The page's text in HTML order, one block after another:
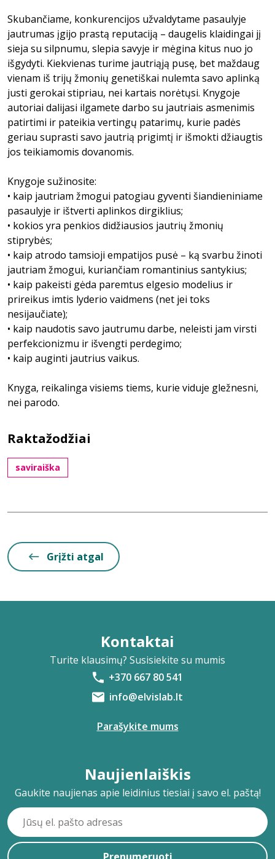
Skubančiame, konkurencijos užvaldytame pasaulyje
jautrumas įgijo prastą reputaciją – daugelis klaidingai jį
sieja su silpnumu, slepia savyje ir mėgina kitus nuo jo
išgydyti. Kiekvienas turime jautriąją pusę, bet maždaug
vienam iš trijų žmonių genetiškai nulemta savo aplinką
justi gerokai stipriau, nei kartais norėtųsi. Knygoje
autoriai dalijasi ilgamete darbo su jautriais asmenimis
patirtimi ir pateikia vertingų patarimų, kurie padės
geriau suprasti savo jautrią prigimtį ir išmokti džiaugtis
jos teikiamomis dovanomis.
Knygoje sužinosite:
• kaip jautriam žmogui patogiau gyventi šiandieniniame
pasaulyje ir ištverti aplinkos dirgiklius;
• kokios yra penkios didžiausios jautrių žmonių
stiprybės;
• kaip atrodo tamsioji empatijos pusė – ką svarbu žinoti
jautriam žmogui, kuriančiam romantinius santykius;
• kaip pakeisti gėda paremtus elgesio modelius ir
prireikus imtis lyderio vaidmens (net jei toks
nesijaučiate);
• kaip naudotis savo jautrumu darbe, neleisti jam virsti
perfekcionizmu ir išvengti perdegimo;
• kaip auginti jautrius vaikus.
Knyga, reikalinga visiems tiems, kurie viduje gležnesni,
nei parodo.
Raktažodžiai
saviraiška
Grįžti atgal
Kontaktai
Turite klausimų? Susisiekite su mumis
+370 667 80 541
info@elvislab.lt
Parašykite mums
Naujienlaiškis
Gaukite naujienas apie leidinius tiesiai į savo el. paštą!